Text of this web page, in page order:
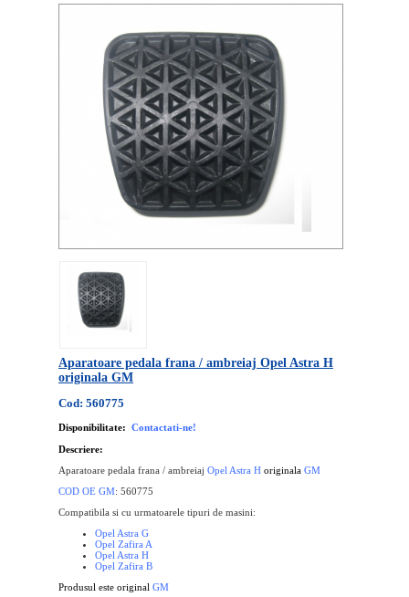
Aparatoare pedala frana / ambreiaj Opel Astra H
originala GM
Cod: 560775
Disponibilitate: Contactati-ne!
Descriere:
Aparatoare pedala frana / ambreiaj Opel Astra H originala GM
COD OE GM: 560775
Compatibila si cu urmatoarele tipuri de masini:
Opel Astra G
Opel Zafira A
Opel Astra H
Opel Zafira B
Produsul este original GM